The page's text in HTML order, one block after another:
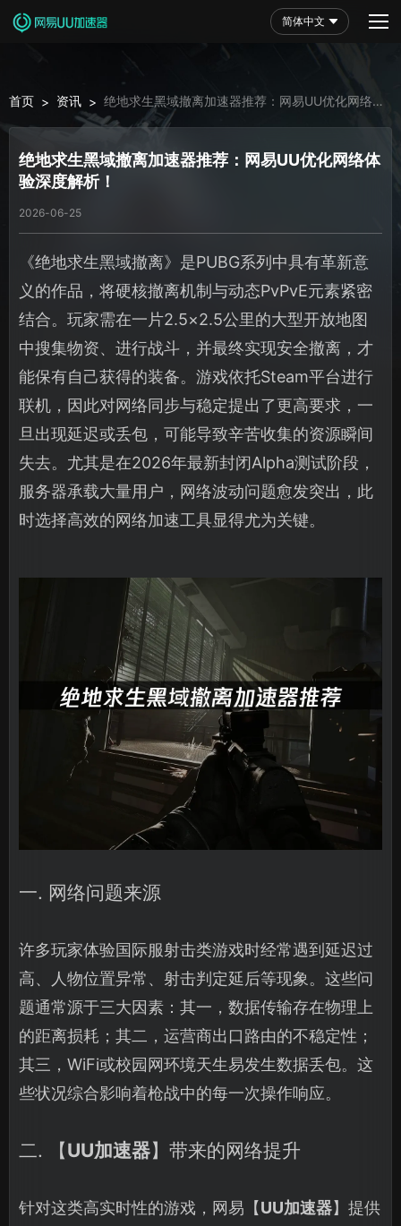
简体中文
首页 > 资讯 > 绝地求生黑域撤离加速器推荐：网易UU优化网络体
验深度解析！
绝地求生黑域撤离加速器推荐：网易UU优化网络体
验深度解析！
2026-06-25
《绝地求生黑域撤离》是PUBG系列中具有革新意
义的作品，将硬核撤离机制与动态PvPvE元素紧密
结合。玩家需在一片2.5×2.5公里的大型开放地图
中搜集物资、进行战斗，并最终实现安全撤离，才
能保有自己获得的装备。游戏依托Steam平台进行
联机，因此对网络同步与稳定提出了更高要求，一
旦出现延迟或丢包，可能导致辛苦收集的资源瞬间
失去。尤其是在2026年最新封闭Alpha测试阶段，
服务器承载大量用户，网络波动问题愈发突出，此
时选择高效的网络加速工具显得尤为关键。
一. 网络问题来源
许多玩家体验国际服射击类游戏时经常遇到延迟过
高、人物位置异常、射击判定延后等现象。这些问
题通常源于三大因素：其一，数据传输存在物理上
的距离损耗；其二，运营商出口路由的不稳定性；
其三，WiFi或校园网环境天生易发生数据丢包。这
些状况综合影响着枪战中的每一次操作响应。
二. 【UU加速器】带来的网络提升
针对这类高实时性的游戏，网易【UU加速器】提供